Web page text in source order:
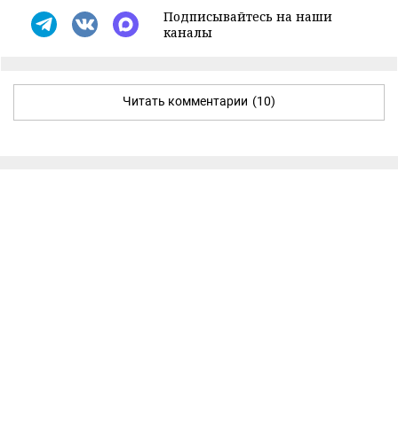
Подписывайтесь на наши
каналы
Читать комментарии (10)